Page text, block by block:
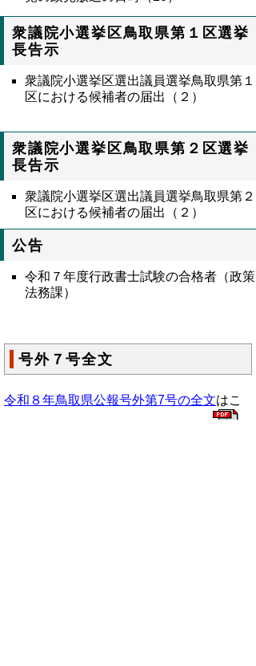
衆議院小選挙区鳥取県第１区選挙
長告示
衆議院小選挙区選出議員選挙鳥取県第１
区における候補者の届出（２）
衆議院小選挙区鳥取県第２区選挙
長告示
衆議院小選挙区選出議員選挙鳥取県第２
区における候補者の届出（２）
公告
令和７年度行政書士試験の合格者（政策
法務課）
号外７号全文
令和８年鳥取県公報号外第7号の全文はこ